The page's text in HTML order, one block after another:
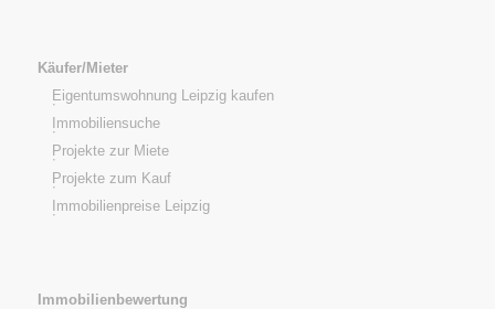
Käufer/Mieter
Eigentumswohnung Leipzig kaufen
Immobiliensuche
Projekte zur Miete
Projekte zum Kauf
Immobilienpreise Leipzig
Immobilienbewertung